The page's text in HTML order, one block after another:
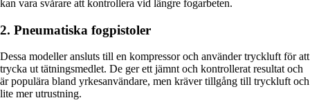
kan vara svårare att kontrollera vid längre fogarbeten.
2. Pneumatiska fogpistoler
Dessa modeller ansluts till en kompressor och använder tryckluft för att
trycka ut tätningsmedlet. De ger ett jämnt och kontrollerat resultat och
är populära bland yrkesanvändare, men kräver tillgång till tryckluft och
lite mer utrustning.